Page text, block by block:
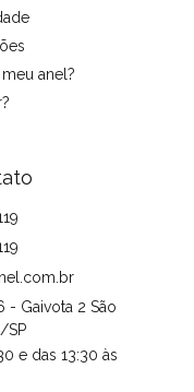
anel?
- Gaivota 2 São
SP
e das 13:30 às